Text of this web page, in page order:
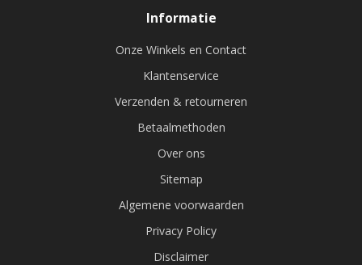
Informatie
Onze Winkels en Contact
Klantenservice
Verzenden & retourneren
Betaalmethoden
Over ons
Sitemap
Algemene voorwaarden
Privacy Policy
Disclaimer